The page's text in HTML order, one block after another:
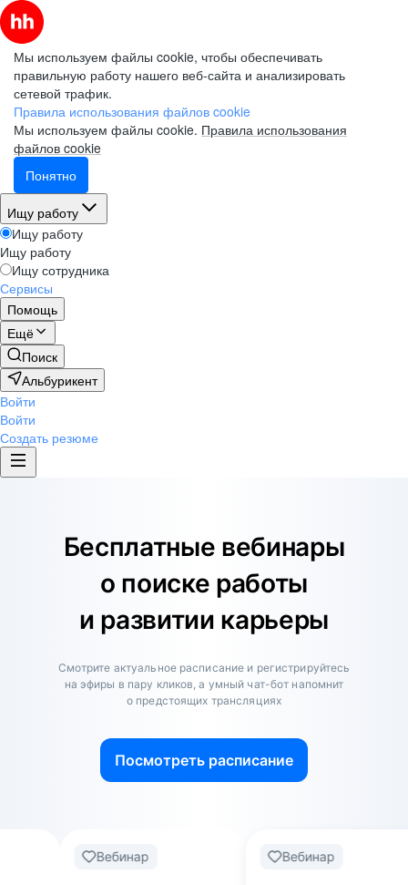
Мы используем файлы cookie, чтобы обеспечивать
правильную работу нашего веб-сайта и анализировать
сетевой трафик.
Правила использования файлов cookie
Мы используем файлы cookie. Правила использования
файлов cookie
Понятно
Ищу работу
Ищу работу
Ищу работу
Ищу сотрудника
Сервисы
Помощь
Ещё
Поиск
Альбурикент
Войти
Войти
Создать резюме
Бесплатные вебинары
о поиске работы
и развитии карьеры
Смотрите актуальное расписание и регистрируйтесь
на эфиры в пару кликов, а умный чат-бот напомнит
о предстоящих трансляциях
Посмотреть расписание